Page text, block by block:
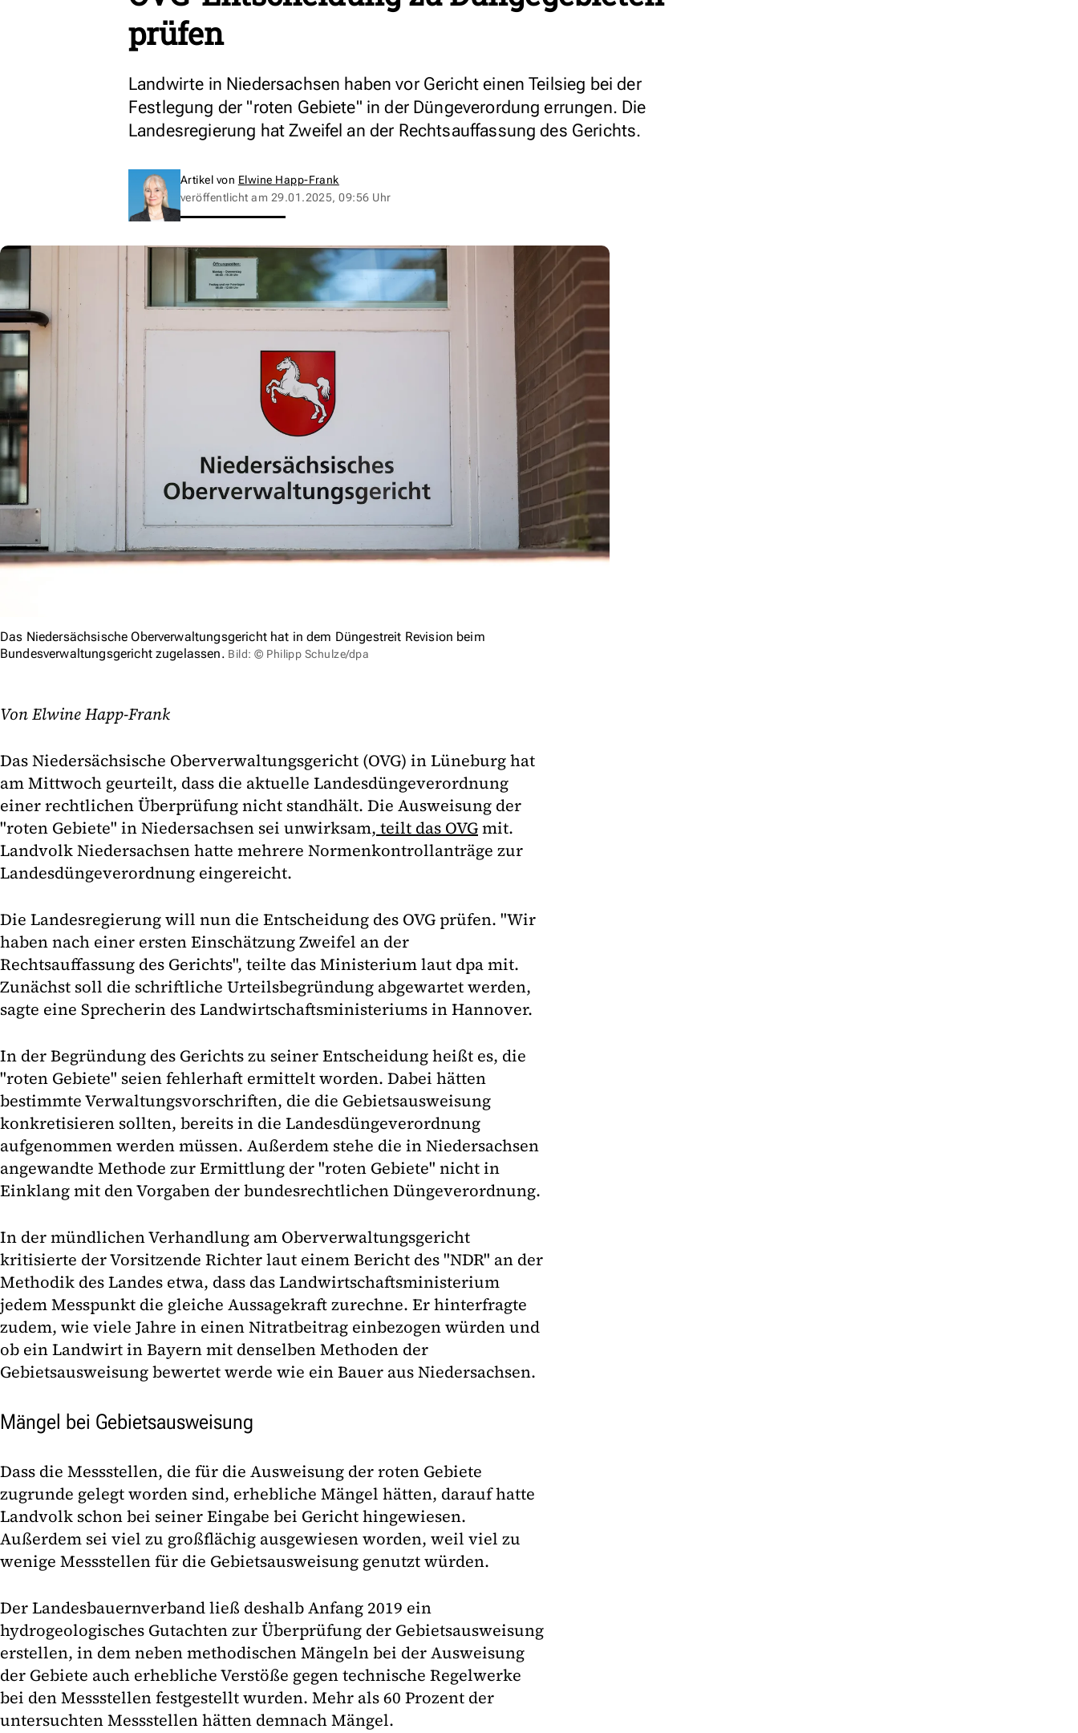
prüfen
Landwirte in Niedersachsen haben vor Gericht einen Teilsieg bei der
Festlegung der "roten Gebiete" in der Düngeverordung errungen. Die
Landesregierung hat Zweifel an der Rechtsauffassung des Gerichts.
Artikel von Elwine Happ-Frank
veröffentlicht am 29.01.2025, 09:56 Uhr
Das Niedersächsische Oberverwaltungsgericht hat in dem Düngestreit Revision beim
Bundesverwaltungsgericht zugelassen. Bild: © Philipp Schulze/dpa
Von Elwine Happ-Frank
Das Niedersächsische Oberverwaltungsgericht (OVG) in Lüneburg hat
am Mittwoch geurteilt, dass die aktuelle Landesdüngeverordnung
einer rechtlichen Überprüfung nicht standhält. Die Ausweisung der
"roten Gebiete" in Niedersachsen sei unwirksam, teilt das OVGmit.
Landvolk Niedersachsen hatte mehrere Normenkontrollanträge zur
Landesdüngeverordnung eingereicht.
Die Landesregierung will nun die Entscheidung des OVG prüfen. "Wir
haben nach einer ersten Einschätzung Zweifel an der
Rechtsauffassung des Gerichts", teilte das Ministerium laut dpa mit.
Zunächst soll die schriftliche Urteilsbegründung abgewartet werden,
sagte eine Sprecherin des Landwirtschaftsministeriums in Hannover.
In der Begründung des Gerichts zu seiner Entscheidung heißt es, die
"roten Gebiete" seien fehlerhaft ermittelt worden. Dabei hätten
bestimmte Verwaltungsvorschriften, die die Gebietsausweisung
konkretisieren sollten, bereits in die Landesdüngeverordnung
aufgenommen werden müssen. Außerdem stehe die in Niedersachsen
angewandte Methode zur Ermittlung der "roten Gebiete" nicht in
Einklang mit den Vorgaben der bundesrechtlichen Düngeverordnung.
In der mündlichen Verhandlung am Oberverwaltungsgericht
kritisierte der Vorsitzende Richter laut einem Bericht des "NDR" an der
Methodik des Landes etwa, dass das Landwirtschaftsministerium
jedem Messpunkt die gleiche Aussagekraft zurechne. Er hinterfragte
zudem, wie viele Jahre in einen Nitratbeitrag einbezogen würden und
ob ein Landwirt in Bayern mit denselben Methoden der
Gebietsausweisung bewertet werde wie ein Bauer aus Niedersachsen.
Mängel bei Gebietsausweisung
Dass die Messstellen, die für die Ausweisung der roten Gebiete
zugrunde gelegt worden sind, erhebliche Mängel hätten, darauf hatte
Landvolk schon bei seiner Eingabe bei Gericht hingewiesen.
Außerdem sei viel zu großflächig ausgewiesen worden, weil viel zu
wenige Messstellen für die Gebietsausweisung genutzt würden.
Der Landesbauernverband ließ deshalb Anfang 2019 ein
hydrogeologisches Gutachten zur Überprüfung der Gebietsausweisung
erstellen, in dem neben methodischen Mängeln bei der Ausweisung
der Gebiete auch erhebliche Verstöße gegen technische Regelwerke
bei den Messstellen festgestellt wurden. Mehr als 60 Prozent der
untersuchten Messstellen hätten demnach Mängel.